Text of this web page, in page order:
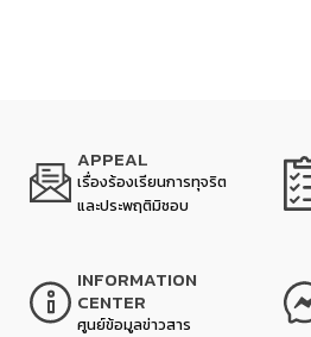
APPEAL
เรื่องร้องเรียนการทุจริต
และประพฤติมิชอบ
INFORMATION
CENTER
ศูนย์ข้อมูลข่าวสาร